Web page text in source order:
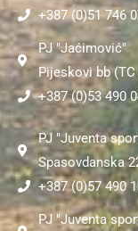
+387 (0)51 746
PJ "Jaćimović"
Pijeskovi bb
+387 (0)53 490
PJ "Juventa
Spasovdanska
+387 (0)57 490
PJ "Juventa